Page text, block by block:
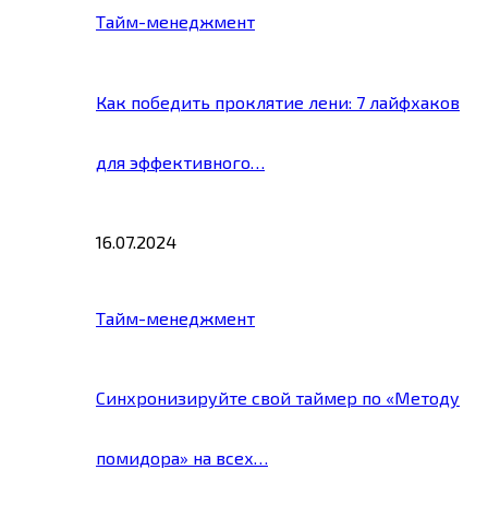
Тайм-менеджмент
Как победить проклятие лени: 7 лайфхаков
для эффективного…
16.07.2024
Тайм-менеджмент
Синхронизируйте свой таймер по «Методу
помидора» на всех…